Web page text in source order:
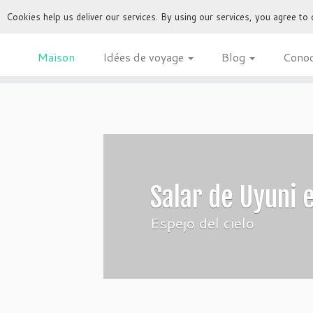
Maison Idées de voyage Blog
Salar de Uyuni
Espejo del cielo
Cookies help us deliver our services. By using our services, you agree